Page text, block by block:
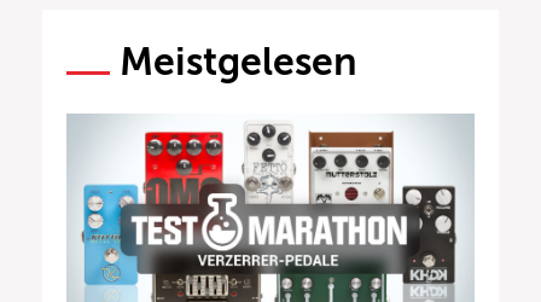
Meistgelesen